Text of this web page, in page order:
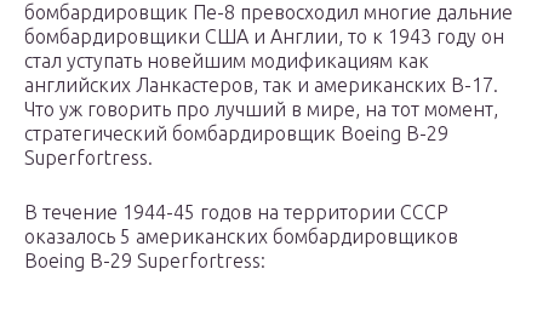
бомбардировщик Пе-8 превосходил многие дальние
бомбардировщики США и Англии, то к 1943 году он
стал уступать новейшим модификациям как
английских Ланкастеров, так и американских В-17.
Что уж говорить про лучший в мире, на тот момент,
стратегический бомбардировщик Boeing B-29
Superfortress.
В течение 1944-45 годов на территории СССР
оказалось 5 американских бомбардировщиков
Boeing B-29 Superfortress: